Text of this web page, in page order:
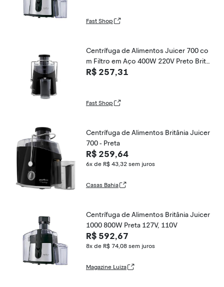
Fast Shop
Centrífuga de Alimentos Juicer 700 co
m Filtro em Aço 400W 220V Preto Britâ
nia
R$ 257,31
Fast Shop
Centrífuga de Alimentos Britânia Juicer
700 - Preta
R$ 259,64
6x de R$ 43,32 sem juros
Casas Bahia
Centrífuga de Alimentos Britânia Juicer
1000 800W Preta 127V, 110V
R$ 592,67
8x de R$ 74,08 sem juros
Magazine Luiza